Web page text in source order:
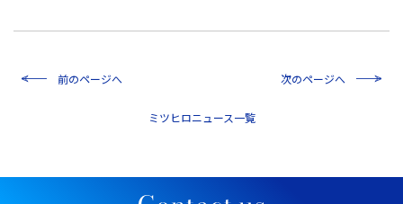
前のページへ
一覧
次のページへ